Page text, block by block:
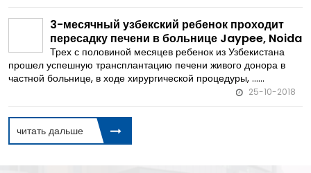
3-месячный узбекский ребенок проходит
пересадку печени в больнице Jaypee, Noida
Трех с половиной месяцев ребенок из Узбекистана
прошел успешную трансплантацию печени живого донора в
частной больнице, в ходе хирургической процедуры, ......
25-10-2018
читать дальше